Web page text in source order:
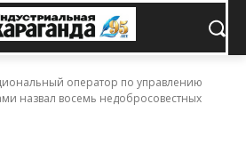
оператор по управлению
назвал восемь недобросовестных